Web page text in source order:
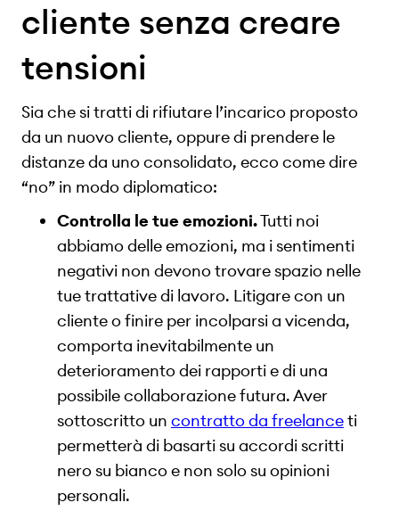
cliente senza creare
tensioni
Sia che si tratti di rifiutare l’incarico proposto
da un nuovo cliente, oppure di prendere le
distanze da uno consolidato, ecco come dire
“no” in modo diplomatico:
Controlla le tue emozioni.Tutti noi
abbiamo delle emozioni, ma i sentimenti
negativi non devono trovare spazio nelle
tue trattative di lavoro. Litigare con un
cliente o finire per incolparsi a vicenda,
comporta inevitabilmente un
deterioramento dei rapporti e di una
possibile collaborazione futura. Aver
sottoscritto un contratto da freelanceti
permetterà di basarti su accordi scritti
nero su bianco e non solo su opinioni
personali.